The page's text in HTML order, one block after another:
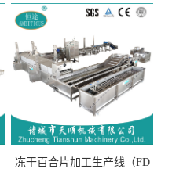
流水线）
冻干百合片加工生产线（FD